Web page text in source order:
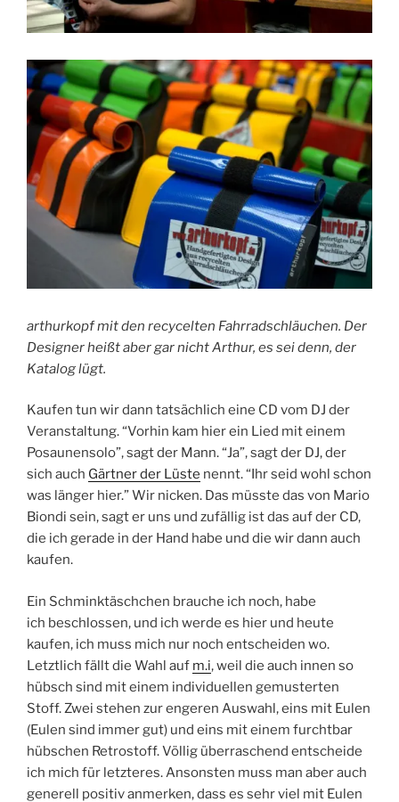
arthurkopf mit den recycelten Fahrradschläuchen. Der
Designer heißt aber gar nicht Arthur, es sei denn, der
Katalog lügt.
Kaufen tun wir dann tatsächlich eine CD vom DJ der
Veranstaltung. “Vorhin kam hier ein Lied mit einem
Posaunensolo”, sagt der Mann. “Ja”, sagt der DJ, der
sich auch Gärtner der Lüste nennt. “Ihr seid wohl schon
was länger hier.” Wir nicken. Das müsste das von Mario
Biondi sein, sagt er uns und zufällig ist das auf der CD,
die ich gerade in der Hand habe und die wir dann auch
kaufen.
Ein Schminktäschchen brauche ich noch, habe
ich beschlossen, und ich werde es hier und heute
kaufen, ich muss mich nur noch entscheiden wo.
Letztlich fällt die Wahl auf m.i, weil die auch innen so
hübsch sind mit einem individuellen gemusterten
Stoff. Zwei stehen zur engeren Auswahl, eins mit Eulen
(Eulen sind immer gut) und eins mit einem furchtbar
hübschen Retrostoff. Völlig überraschend entscheide
ich mich für letzteres. Ansonsten muss man aber auch
generell positiv anmerken, dass es sehr viel mit Eulen